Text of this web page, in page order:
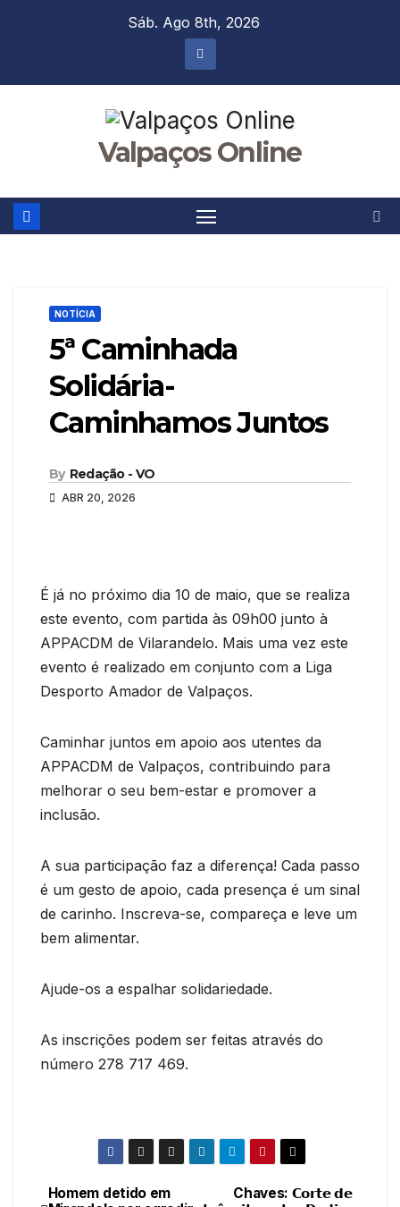
Sáb. Ago 8th, 2026
Valpaços Online
NOTÍCIA
5ª Caminhada
Solidária-
Caminhamos Juntos
By Redação - VO
ABR 20, 2026
É já no próximo dia 10 de maio, que se realiza
este evento, com partida às 09h00 junto à
APPACDM de Vilarandelo. Mais uma vez este
evento é realizado em conjunto com a Liga
Desporto Amador de Valpaços.
Caminhar juntos em apoio aos utentes da
APPACDM de Valpaços, contribuindo para
melhorar o seu bem-estar e promover a
inclusão.
A sua participação faz a diferença! Cada passo
é um gesto de apoio, cada presença é um sinal
de carinho. Inscreva-se, compareça e leve um
bem alimentar.
Ajude-os a espalhar solidariedade.
As inscrições podem ser feitas através do
número 278 717 469.
Chaves: 𝗖𝗼𝗿𝘁𝗲 𝗱𝗲
Homem detido em